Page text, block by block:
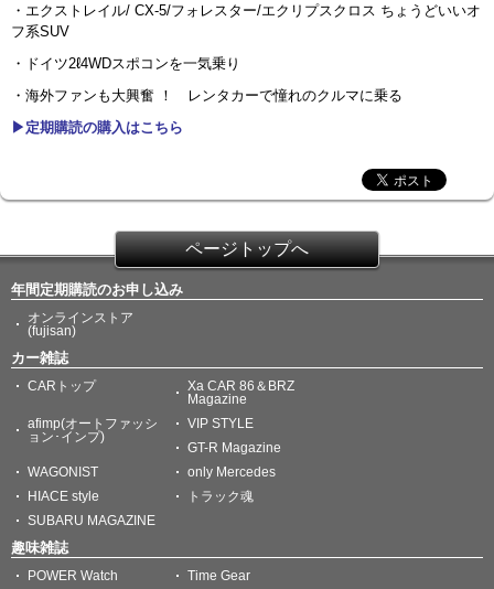
・エクストレイル/ CX-5/フォレスター/エクリプスクロス ちょうどいいオ
フ系SUV
・ドイツ2ℓ4WDスポコンを一気乗り
・海外ファンも大興奮 ！ レンタカーで憧れのクルマに乗る
▶定期購読の購入はこちら
ページトップへ
年間定期購読のお申し込み
オンラインストア
(fujisan)
カー雑誌
CARトップ
Xa CAR 86＆BRZ
Magazine
afimp(オートファッシ
ョン･インプ)
VIP STYLE
GT-R Magazine
WAGONIST
only Mercedes
HIACE style
トラック魂
SUBARU MAGAZINE
趣味雑誌
POWER Watch Time Gear